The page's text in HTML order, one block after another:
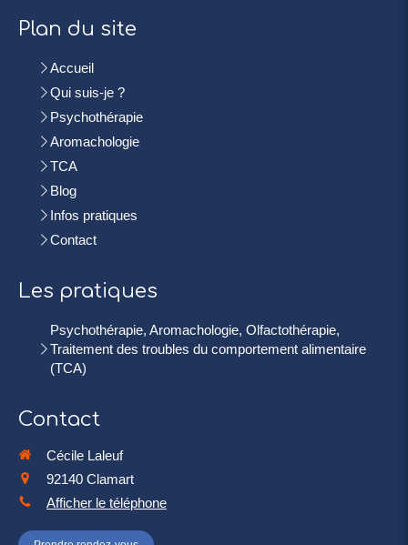
Plan du site
Accueil
Qui suis-je ?
Psychothérapie
Aromachologie
TCA
Blog
Infos pratiques
Contact
Les pratiques
Psychothérapie, Aromachologie, Olfactothérapie,
Traitement des troubles du comportement alimentaire
(TCA)
Contact
Cécile Laleuf
92140 Clamart
Afficher le téléphone